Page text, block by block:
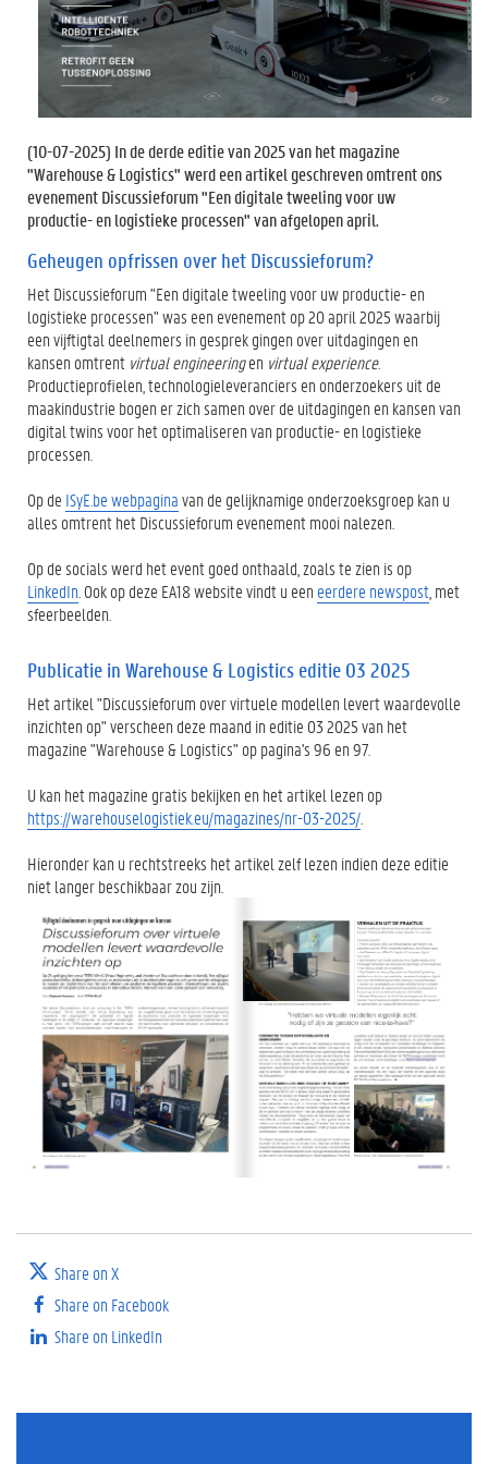
(10-07-2025) In de derde editie van 2025 van het magazine
"Warehouse & Logistics" werd een artikel geschreven omtrent ons
evenement Discussieforum "Een digitale tweeling voor uw
productie- en logistieke processen" van afgelopen april.
Geheugen opfrissen over het Discussieforum?
Het Discussieforum "Een digitale tweeling voor uw productie- en
logistieke processen" was een evenement op 20 april 2025 waarbij
een vijftigtal deelnemers in gesprek gingen over uitdagingen en
kansen omtrent virtual engineeringen virtual experience.
Productieprofielen, technologieleveranciers en onderzoekers uit de
maakindustrie bogen er zich samen over de uitdagingen en kansen van
digital twins voor het optimaliseren van productie- en logistieke
processen.
Op de ISyE.be webpaginavan de gelijknamige onderzoeksgroep kan u
alles omtrent het Discussieforum evenement mooi nalezen.
Op de socials werd het event goed onthaald, zoals te zien is op
LinkedIn . Ook op deze EA18 website vindt u een eerdere newspost , met
sfeerbeelden.
Publicatie in Warehouse & Logistics editie 03 2025
Het artikel "Discussieforum over virtuele modellen levert waardevolle
inzichten op" verscheen deze maand in editie 03 2025 van het
magazine "Warehouse & Logistics" op pagina's 96 en 97.
U kan het magazine gratis bekijken en het artikel lezen op
https://warehouselogistiek.eu/magazines/nr-03-2025/
Hieronder kan u rechtstreeks het artikel zelf lezen indien deze editie
niet langer beschikbaar zou zijn.
Share on X
Share on Facebook
Share on LinkedIn